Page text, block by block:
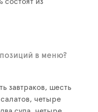
состоят из
в меню?
завтраков, шесть
четыре